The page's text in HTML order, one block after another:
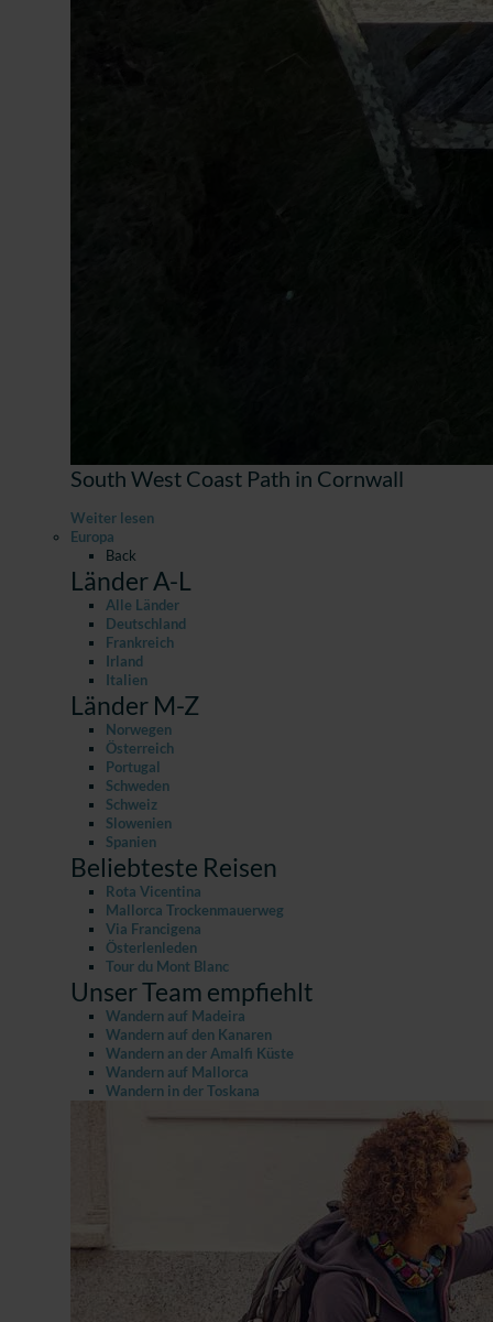
South West Coast Path in Cornwall
Weiter lesen
Europa
Back
Länder A-L
Alle Länder
Deutschland
Frankreich
Irland
Italien
Länder M-Z
Norwegen
Österreich
Portugal
Schweden
Schweiz
Slowenien
Spanien
Beliebteste Reisen
Rota Vicentina
Mallorca Trockenmauerweg
Via Francigena
Österlenleden
Tour du Mont Blanc
Unser Team empfiehlt
Wandern auf Madeira
Wandern auf den Kanaren
Wandern an der Amalfi Küste
Wandern auf Mallorca
Wandern in der Toskana